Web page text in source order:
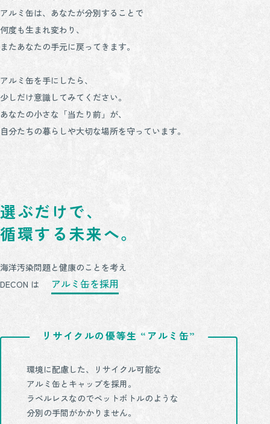
アルミ缶は、あなたが分別することで
何度も生まれ変わり、
またあなたの手元に戻ってきます。
アルミ缶を手にしたら、
少しだけ意識してみてください。
あなたの小さな「当たり前」が、
自分たちの暮らしや大切な場所を守っています。
選ぶだけで、
循環する未来へ。
海洋汚染問題と健康のことを考え
DECON は
アルミ缶を採用
リサイクルの優等生 “アルミ缶”
環境に配慮した、リサイクル可能な
アルミ缶とキャップを採用。
ラベルレスなのでペットボトルのような
分別の手間がかかりません。